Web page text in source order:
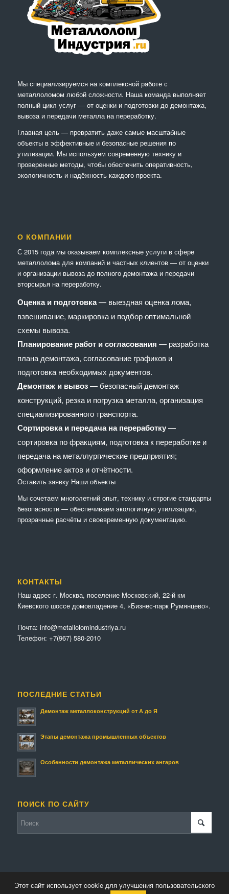
Мы специализируемся на комплексной работе с
металлоломом любой сложности. Наша команда выполняет
полный цикл услуг — от оценки и подготовки до демонтажа,
вывоза и передачи металла на переработку.
Главная цель — превратить даже самые масштабные
объекты в эффективные и безопасные решения по
утилизации. Мы используем современную технику и
проверенные методы, чтобы обеспечить оперативность,
экологичность и надёжность каждого проекта.
О КОМПАНИИ
С 2015 года мы оказываем комплексные услуги в сфере
металлолома для компаний и частных клиентов — от оценки
и организации вывоза до полного демонтажа и передачи
вторсырья на переработку.
Оценка и подготовка— выездная оценка лома,
взвешивание, маркировка и подбор оптимальной
схемы вывоза.
Планирование работ и согласования — разработка
плана демонтажа, согласование графиков и
подготовка необходимых документов.
Демонтаж и вывоз— безопасный демонтаж
конструкций, резка и погрузка металла, организация
специализированного транспорта.
Сортировка и передача на переработку—
сортировка по фракциям, подготовка к переработке и
передача на металлургические предприятия;
оформление актов и отчётности.
Оставить заявку Наши объекты
Мы сочетaем многолетний опыт, технику и строгие стандарты
безопасности — обеспечиваем экологичную утилизацию,
прозрачные расчёты и своевременную документацию.
КОНТАКТЫ
Наш адрес г. Москва, поселение Московский, 22-й км
Киевского шоссе домовладение 4, «Бизнес-парк Румянцево».
Почта: info@metallolomindustriya.ru
Телефон: +7(967) 580-2010
ПОСЛЕДНИЕ СТАТЬИ
Демонтаж металлоконструкций от А до Я
Этапы демонтажа промышленных объектов
Особенности демонтажа металлических ангаров
ПОИСК ПО САЙТУ
© Копирайт - Металлолом.Персональные данные-Enfold Theme by Kriesi
Этот сайт использует cookie для улучшения пользовательского